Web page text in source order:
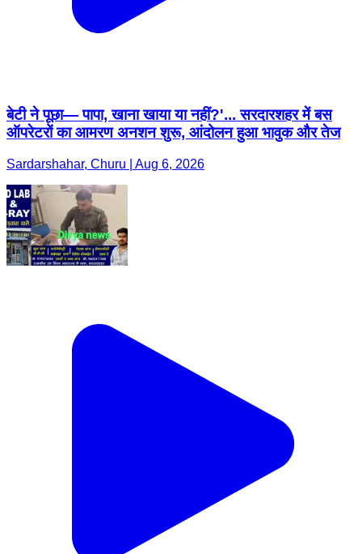
बेटी ने पूछा— पापा, खाना खाया या नहीं?'... सरदारशहर में बस
ऑपरेटरों का आमरण अनशन शुरू, आंदोलन हुआ भावुक और तेज
Sardarshahar, Churu | Aug 6, 2026